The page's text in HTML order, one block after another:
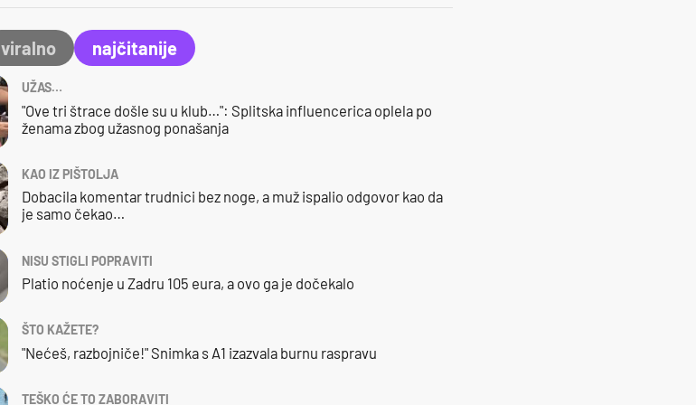
viralno najčitanije
UŽAS…
"Ove tri štrace došle su u klub…": Splitska influencerica oplela po
ženama zbog užasnog ponašanja
KAO IZ PIŠTOLJA
Dobacila komentar trudnici bez noge, a muž ispalio odgovor kao da
je samo čekao…
NISU STIGLI POPRAVITI
Platio noćenje u Zadru 105 eura, a ovo ga je dočekalo
ŠTO KAŽETE?
"Nećeš, razbojniče!" Snimka s A1 izazvala burnu raspravu
TEŠKO ĆE TO ZABORAVITI